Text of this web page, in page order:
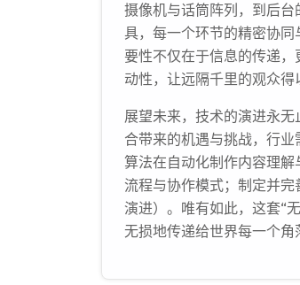
摄像机与话筒阵列，到后
具，每一个环节的精密协
要性不仅在于信息的传递
动性，让远隔千里的观众得
展望未来，技术的演进永
合带来的机遇与挑战，行
算法在自动化制作内容理
流程与协作模式；制定并完
演进）。唯有如此，这套“
无损地传递给世界每一个角